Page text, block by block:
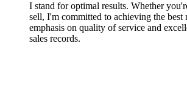
I stand for optimal results. Whether
sell, I'm committed to achieving the best
emphasis on quality of service and
sales records.